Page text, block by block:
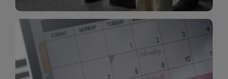
Kalendarz Imprez